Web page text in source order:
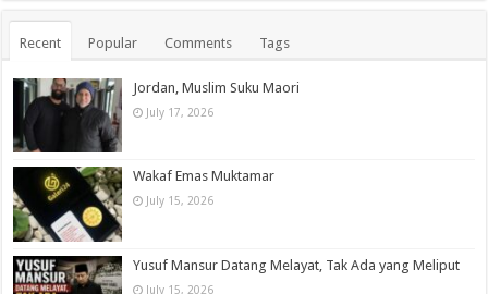
Recent Popular Comments Tags
Jordan, Muslim Suku Maori
July 17, 2026
Wakaf Emas Muktamar
July 15, 2026
Yusuf Mansur Datang Melayat, Tak Ada yang Meliput
July 15, 2026